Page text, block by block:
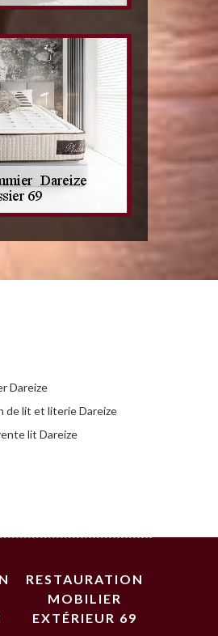
Dareize
de lit et literie Dareize
lit Dareize
RESTAURATION
MOBILIER
EXTÉRIEUR 69